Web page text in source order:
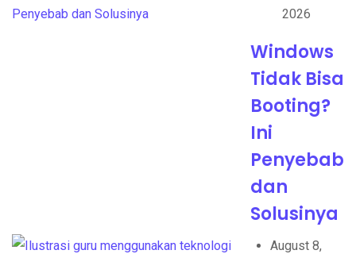
2026
Windows
Tidak Bisa
Booting?
Ini
Penyebab
dan
Solusinya
August 8,